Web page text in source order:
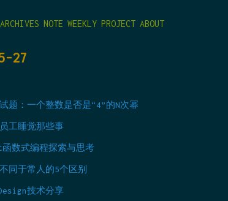
ARCHIVES NOTE WEEKLY PROJECT ABOUT
27
题：一个整数是否是“4”的N次幂
工睡觉那些事
数式编程探索与思考
同于常人的5个区别
技术分享